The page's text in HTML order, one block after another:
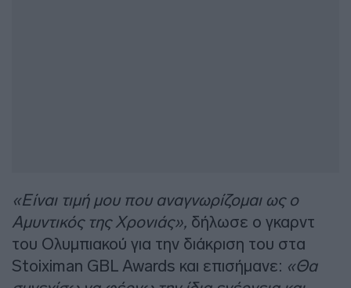
«Είναι τιμή μου που αναγνωρίζομαι ως ο
Αμυντικός της Χρονιάς», δήλωσε ο γκαρντ
του Ολυμπιακού για την διάκριση του στα
Stoiximan GBL Awards και επισήμανε: «Θα